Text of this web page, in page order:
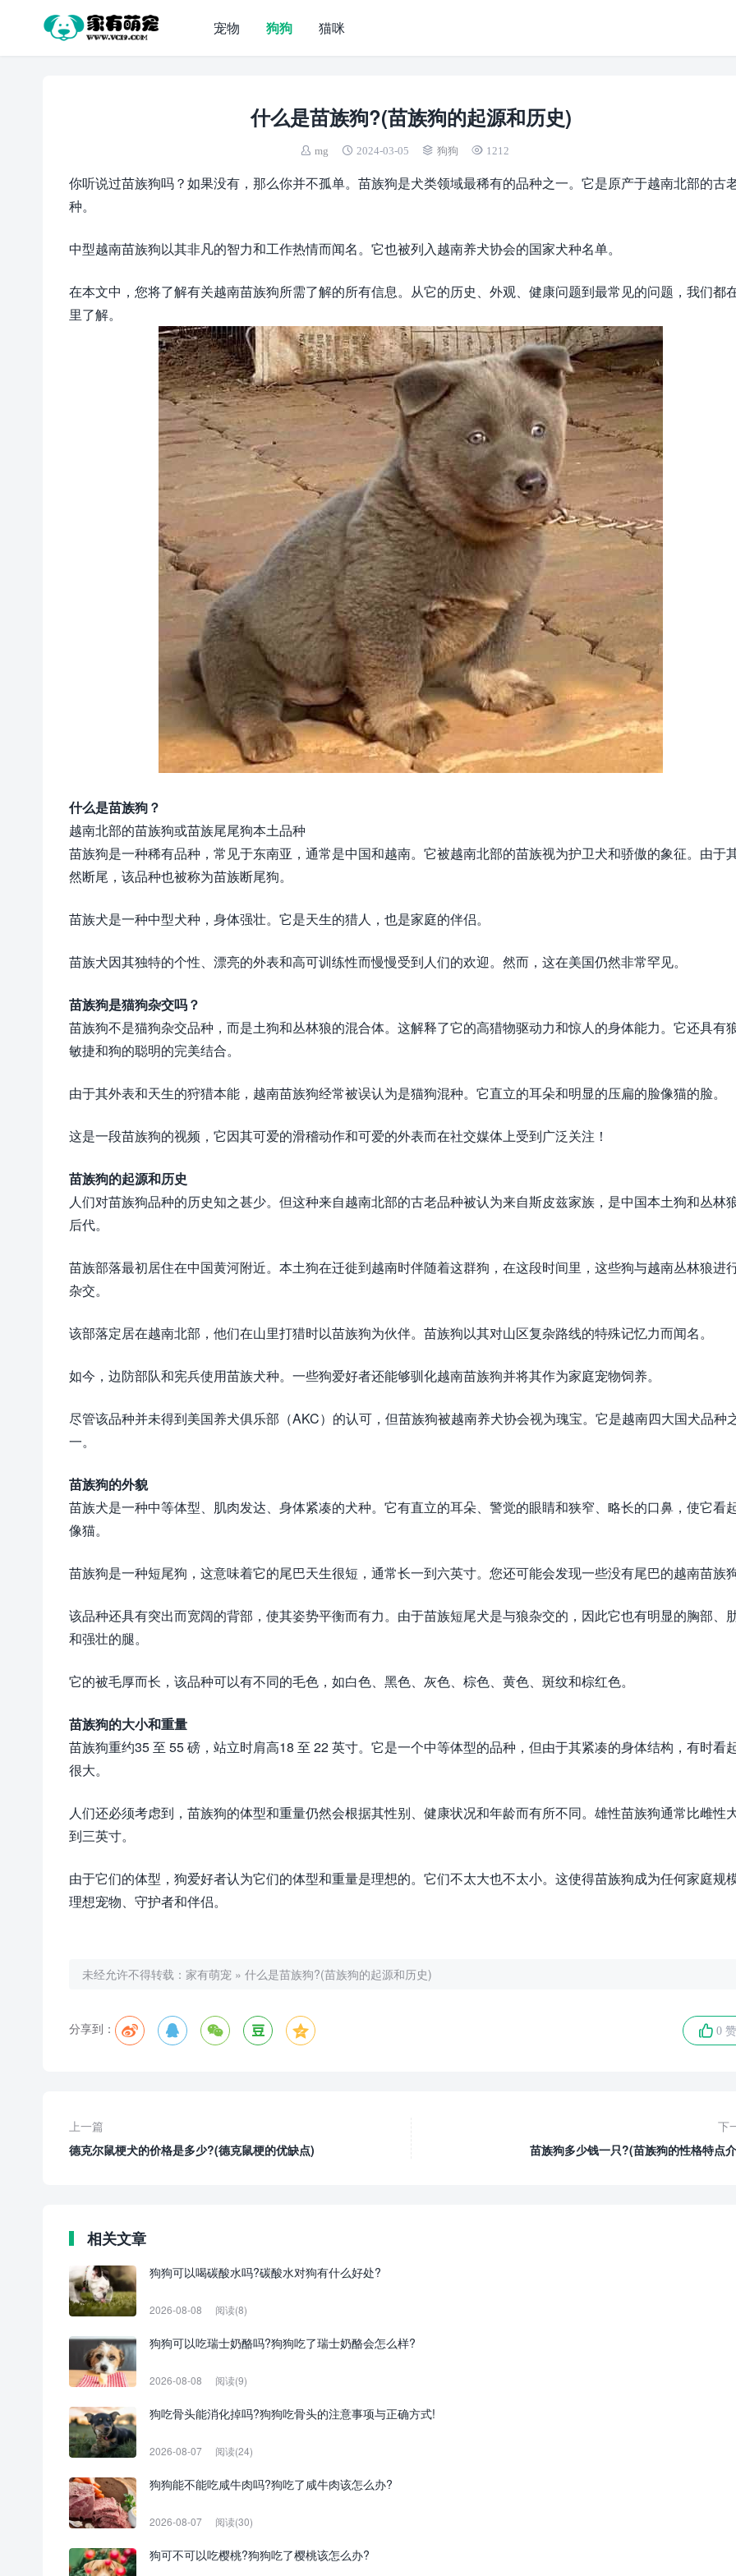
宠物 狗狗 猫咪
什么是苗族狗?(苗族狗的起源和历史)
mg 2024-03-05 狗狗 1212
你听说过苗族狗吗？如果没有，那么你并不孤单。苗族狗是犬类领域最稀有的品种之一。它是原产于越南北部的古
种。
中型越南苗族狗以其非凡的智力和工作热情而闻名。它也被列入越南养犬协会的国家犬种名单。
在本文中，您将了解有关越南苗族狗所需了解的所有信息。从它的历史、外观、健康问题到最常见的问题，我们都
里了解。
什么是苗族狗？
越南北部的苗族狗或苗族尾尾狗本土品种
苗族狗是一种稀有品种，常见于东南亚，通常是中国和越南。它被越南北部的苗族视为护卫犬和骄傲的象征。由于
然断尾，该品种也被称为苗族断尾狗。
苗族犬是一种中型犬种，身体强壮。它是天生的猎人，也是家庭的伴侣。
苗族犬因其独特的个性、漂亮的外表和高可训练性而慢慢受到人们的欢迎。然而，这在美国仍然非常罕见。
苗族狗是猫狗杂交吗？
苗族狗不是猫狗杂交品种，而是土狗和丛林狼的混合体。这解释了它的高猎物驱动力和惊人的身体能力。它还具有
敏捷和狗的聪明的完美结合。
由于其外表和天生的狩猎本能，越南苗族狗经常被误认为是猫狗混种。它直立的耳朵和明显的压扁的脸像猫的脸。
这是一段苗族狗的视频，它因其可爱的滑稽动作和可爱的外表而在社交媒体上受到广泛关注！
苗族狗的起源和历史
人们对苗族狗品种的历史知之甚少。但这种来自越南北部的古老品种被认为来自斯皮兹家族，是中国本土狗和丛林
后代。
苗族部落最初居住在中国黄河附近。本土狗在迁徙到越南时伴随着这群狗，在这段时间里，这些狗与越南丛林狼进
杂交。
该部落定居在越南北部，他们在山里打猎时以苗族狗为伙伴。苗族狗以其对山区复杂路线的特殊记忆力而闻名。
如今，边防部队和宪兵使用苗族犬种。一些狗爱好者还能够驯化越南苗族狗并将其作为家庭宠物饲养。
尽管该品种并未得到美国养犬俱乐部（AKC）的认可，但苗族狗被越南养犬协会视为瑰宝。它是越南四大国犬品种
一。
苗族狗的外貌
苗族犬是一种中等体型、肌肉发达、身体紧凑的犬种。它有直立的耳朵、警觉的眼睛和狭窄、略长的口鼻，使它看
像猫。
苗族狗是一种短尾狗，这意味着它的尾巴天生很短，通常长一到六英寸。您还可能会发现一些没有尾巴的越南苗族狗
该品种还具有突出而宽阔的背部，使其姿势平衡而有力。由于苗族短尾犬是与狼杂交的，因此它也有明显的胸部、
和强壮的腿。
它的被毛厚而长，该品种可以有不同的毛色，如白色、黑色、灰色、棕色、黄色、斑纹和棕红色。
苗族狗的大小和重量
苗族狗重约35 至 55 磅，站立时肩高18 至 22 英寸。它是一个中等体型的品种，但由于其紧凑的身体结构，有时看
很大。
人们还必须考虑到，苗族狗的体型和重量仍然会根据其性别、健康状况和年龄而有所不同。雄性苗族狗通常比雌性
到三英寸。
由于它们的体型，狗爱好者认为它们的体型和重量是理想的。它们不太大也不太小。这使得苗族狗成为任何家庭规
理想宠物、守护者和伴侣。
未经允许不得转载： 家有萌宠 » 什么是苗族狗?(苗族狗的起源和历史)
分享到： 0 赞
上一篇
德克尔鼠梗犬的价格是多少?(德克鼠梗的优缺点)
下
苗族狗多少钱一只?(苗族狗的性格特点
相关文章
狗狗可以喝碳酸水吗?碳酸水对狗有什么好处?
2026-08-08 阅读(8)
狗狗可以吃瑞士奶酪吗?狗狗吃了瑞士奶酪会怎么样?
2026-08-08 阅读(9)
狗吃骨头能消化掉吗?狗狗吃骨头的注意事项与正确方式!
2026-08-07 阅读(24)
狗狗能不能吃咸牛肉吗?狗吃了咸牛肉该怎么办?
2026-08-07 阅读(30)
狗可不可以吃樱桃?狗狗吃了樱桃该怎么办?